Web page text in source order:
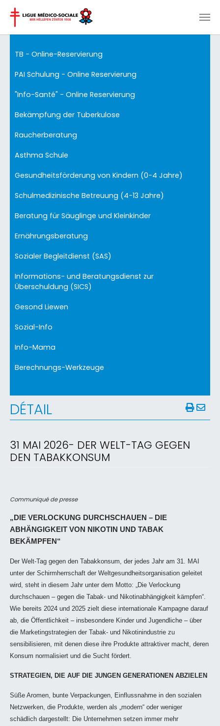
TB - Online-Reservierung
PAI Schulung - Online Reservierung
"Info-Santé" - Online Reservierung
Bekämpfung der Tuberkulose
Raucherberatung
Asthma Schule
Gesundheitsförderung von Kindern (0-4 Jahre)
Schulmedizinische Betreuung (4-13 Jahre)
Beratung für Säuglinge und Kleinkinder
Ernährungsberatung
Sozialer Begleitdienst (SAS)
Informations- und Beratungsdienst zur
Überschuldung (SICS)
Gesond Liewen
Sozial-Info
Info-Mama
Berechnungs-Werkzeuge
DÉTAIL
31 MAI 2026- DER WELT-TAG GEGEN
DEN TABAKKONSUM
Communiqué de presse
„DIE VERLOCKUNG DURCHSCHAUEN – DIE
ABHÄNGIGKEIT VON NIKOTIN UND TABAK
BEKÄMPFEN“
Der Welt-Tag gegen den Tabakkonsum, der jedes Jahr am 31. MAI
unter der Schirmherrschaft der Weltgesundheitsorganisation geleitet
wird, steht in diesem Jahr unter dem Motto: „Die Verlockung
durchschauen – gegen die Tabak- und Nikotinabhängigkeit kämpfen“.
Wie bereits 2024 und 2025 zielt diese internationale Kampagne darauf
ab, die Öffentlichkeit – insbesondere Kinder und Jugendliche – über
die Marketingstrategien der Tabak- und Nikotinindustrie zu
sensibilisieren, mit denen diese ihre Produkte attraktiver macht, deren
Konsum normalisiert und die Sucht fördert.
STRATEGIEN, DIE AUF DIE JUNGEN GENERATIONEN ABZIELEN
Süße Aromen, bunte Verpackungen, Einflussnahme in den sozialen
Netzwerken, die Produkte, werden als „modern“ oder weniger
schädlich dargestellt: Die Unternehmen setzen immer mehr